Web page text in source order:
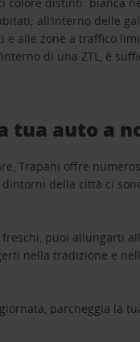
all’interno delle
alle zone a traffico
di una ZTL, è
tua auto a
Trapani offre
della città ci
puoi allungarti
nella tradizione e
parcheggia la